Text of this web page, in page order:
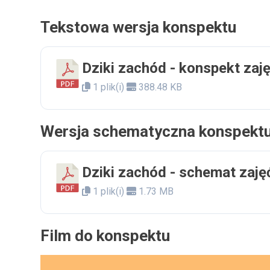
Tekstowa wersja konspektu
Dziki zachód - konspekt
1 plik(i) 388.48 KB
Wersja schematyczna
Dziki zachód - schemat
1 plik(i) 1.73 MB
Film do konspektu